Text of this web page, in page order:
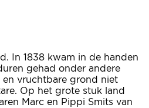
In 1838 kwam in de handen
gehad onder andere
en vruchtbare grond niet
Op het grote stuk land
Marc en Pippi Smits van